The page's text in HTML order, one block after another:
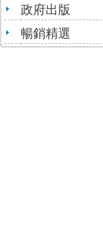
政府出版
暢銷精選